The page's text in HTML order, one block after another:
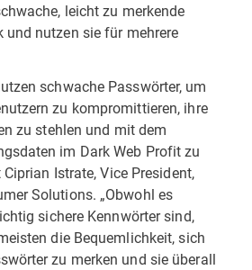
leicht zu merkende
und nutzen sie für mehrere
schwache Passwörter, um
zu kompromittieren, ihre
zu stehlen und mit dem
im Dark Web Profit zu
Ciprian Istrate, Vice President,
Solutions. „Obwohl es
sichere Kennwörter sind,
die Bequemlichkeit, sich
zu merken und sie überall